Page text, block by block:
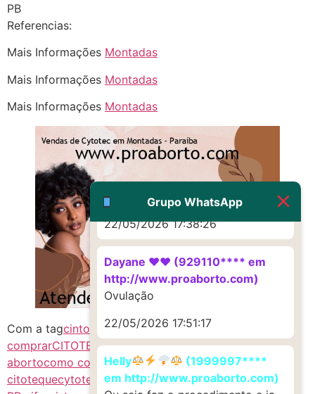
PB
Referencias:
Mais Informações Montadas
Mais Informações Montadas
Mais Informações Montadas
Com a tagcintotek PBCitotec PBcitoteque
comprarCITOTEQUE PBcomo abortarcomo
abortocomo comprar citoteccomo comprar
citotequecytotec CytotecCitotecCytotecCitotec
Grupo WhatsApp
(879121**** em
Deve ser um corrimento normal
22/05/2026 17:19:47
G (1199866**** em
http://www.proaborto.com)
Muito obrigadaaaaa
22/05/2026 17:38:26
Dayane ♥️♥️ (929110**** em
http://www.proaborto.com)
Ovulação
22/05/2026 17:51:17
Helly
(1999997****
em http://www.proaborto.com)